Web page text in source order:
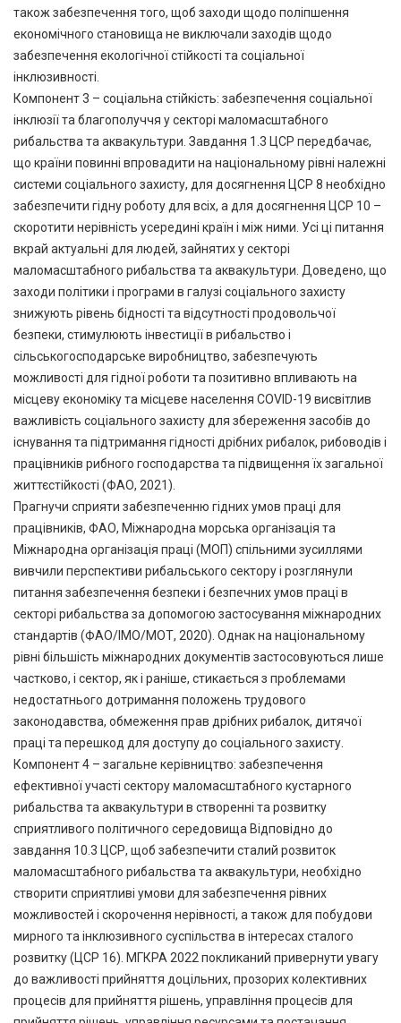
також забезпечення того, щоб заходи щодо поліпшення
економічного становища не виключали заходів щодо
забезпечення екологічної стійкості та соціальної
інклюзивності.
Компонент 3 – соціальна стійкість: забезпечення соціальної
інклюзії та благополуччя у секторі маломасштабного
рибальства та аквакультури. Завдання 1.3 ЦСР передбачає,
що країни повинні впровадити на національному рівні належні
системи соціального захисту, для досягнення ЦСР 8 необхідно
забезпечити гідну роботу для всіх, а для досягнення ЦСР 10 –
скоротити нерівність усередині країн і між ними. Усі ці питання
вкрай актуальні для людей, зайнятих у секторі
маломасштабного рибальства та аквакультури. Доведено, що
заходи політики і програми в галузі соціального захисту
знижують рівень бідності та відсутності продовольчої
безпеки, стимулюють інвестиції в рибальство і
сільськогосподарське виробництво, забезпечують
можливості для гідної роботи та позитивно впливають на
місцеву економіку та місцеве населення COVID-19 висвітлив
важливість соціального захисту для збереження засобів до
існування та підтримання гідності дрібних рибалок, рибоводів і
працівників рибного господарства та підвищення їх загальної
життєстійкості (ФАО, 2021).
Прагнучи сприяти забезпеченню гідних умов праці для
працівників, ФАО, Міжнародна морська організація та
Міжнародна організація праці (МОП) спільними зусиллями
вивчили перспективи рибальського сектору і розглянули
питання забезпечення безпеки і безпечних умов праці в
секторі рибальства за допомогою застосування міжнародних
стандартів (ФАО/ІМО/МОТ, 2020). Однак на національному
рівні більшість міжнародних документів застосовуються лише
частково, і сектор, як і раніше, стикається з проблемами
недостатнього дотримання положень трудового
законодавства, обмеження прав дрібних рибалок, дитячої
праці та перешкод для доступу до соціального захисту.
Компонент 4 – загальне керівництво: забезпечення
ефективної участі сектору маломасштабного кустарного
рибальства та аквакультури в створенні та розвитку
сприятливого політичного середовища Відповідно до
завдання 10.3 ЦСР, щоб забезпечити сталий розвиток
маломасштабного рибальства та аквакультури, необхідно
створити сприятливі умови для забезпечення рівних
можливостей і скорочення нерівності, а також для побудови
мирного та інклюзивного суспільства в інтересах сталого
розвитку (ЦСР 16). МГКРА 2022 покликаний привернути увагу
до важливості прийняття доцільних, прозорих колективних
процесів для прийняття рішень, управління процесів для